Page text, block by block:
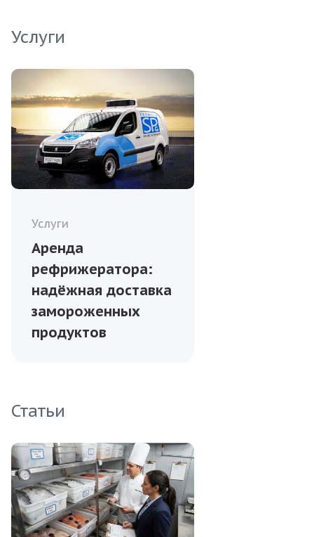
Услуги
Услуги
Аренда
рефрижератора:
надёжная доставка
замороженных
продуктов
Статьи